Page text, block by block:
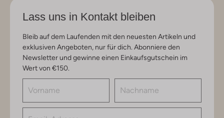
Lass uns in Kontakt bleiben
Bleib auf dem Laufenden mit den neuesten Artikeln und
exklusiven Angeboten, nur für dich. Abonniere den
Newsletter und gewinne einen Einkaufsgutschein im
Wert von €150.